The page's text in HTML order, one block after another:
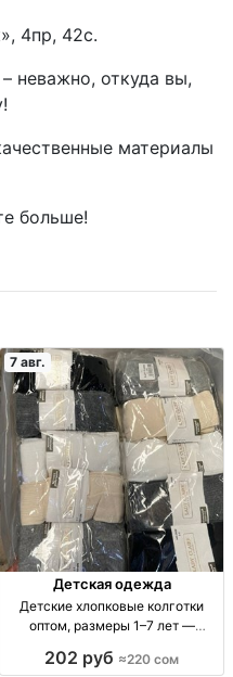
4пр, 42с.
– неважно, откуда вы,
материалы
больше!
7 авг.
Детская одежда
Детские хлопковые колготки
оптом, размеры 1–7 лет —
колготки, р-ры 1–3, 3–5, 5–7 лет,
202 руб ≈220 сом